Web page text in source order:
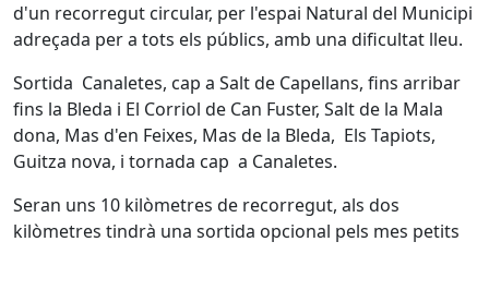
d'un recorregut circular, per l'espai Natural del Municipi
adreçada per a tots els públics, amb una dificultat lleu.
Sortida Canaletes, cap a Salt de Capellans, fins arribar
fins la Bleda i El Corriol de Can Fuster, Salt de la Mala
dona, Mas d'en Feixes, Mas de la Bleda, Els Tapiots,
Guitza nova, i tornada cap a Canaletes.
Seran uns 10 kilòmetres de recorregut, als dos
kilòmetres tindrà una sortida opcional pels mes petits